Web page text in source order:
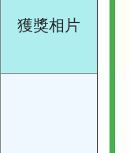
獲獎相片